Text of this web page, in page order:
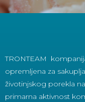
TRONTEAM
opremljena za
životinjskog porekla
primarna aktivnost